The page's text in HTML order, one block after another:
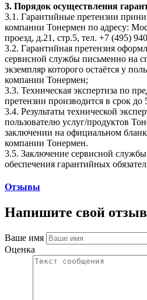
3. Порядок осуществления
3.1. Гарантийные претензии
компании Тонермен по адресу:
проезд, д.21, стр.5, тел. +7 (495)
3.2. Гарантийная претензия
сервисной службы письменно на
экземпляр которого остаётся у
компании Тонермен;
3.3. Техническая экспертиза по
претензии производится в срок до
3.4. Результаты технической
пользователю услуг/продуктов
заключении на официальном
компании Тонермен.
3.5. Заключение сервисной
обеспечения гарантийных
Отзывы
Напишите свой отзыв
Ваше имя
Оценка